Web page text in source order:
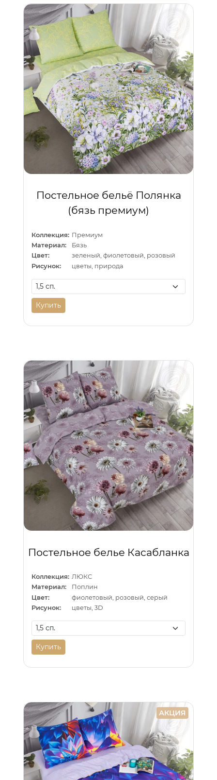
Постельное бельё Полянка
(бязь премиум)
Коллекция: Премиум
Материал:
Бязь
Цвет:
зеленый, фиолетовый, розовый
Рисунок:
цветы, природа
Купить
Постельное белье Касабланка
Коллекция: ЛЮКС
Материал:
Поплин
Цвет:
фиолетовый, розовый, серый
Рисунок:
цветы, 3D
Купить
АКЦИЯ